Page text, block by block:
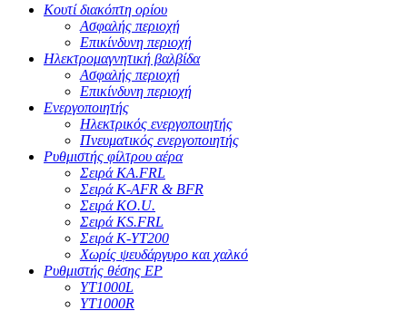
Κουτί διακόπτη ορίου
Ασφαλής περιοχή
Επικίνδυνη περιοχή
Ηλεκτρομαγνητική βαλβίδα
Ασφαλής περιοχή
Επικίνδυνη περιοχή
Ενεργοποιητής
Ηλεκτρικός ενεργοποιητής
Πνευματικός ενεργοποιητής
Ρυθμιστής φίλτρου αέρα
Σειρά KA.FRL
Σειρά K-AFR & BFR
Σειρά KO.U.
Σειρά KS.FRL
Σειρά K-YT200
Χωρίς ψευδάργυρο και χαλκό
Ρυθμιστής θέσης EP
YT1000L
YT1000R